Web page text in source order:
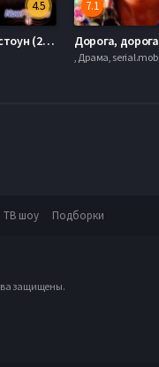
4.5
Дорога Грайндстоун (2008)
7.1
, Драма, serial.mob
ТВ шоу Подборки
защищены.